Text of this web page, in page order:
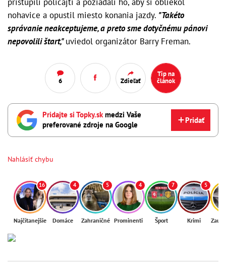
nohavice a opustil miesto konania jazdy. "Takéto
správanie neakceptujeme, a preto sme dotyčnému pánovi
nepovolili štart,"uviedol organizátor Barry Freman.
6 Zdieľať
Tip na
článok
Pridajte si Topky.skmedzi Vaše
preferované zdroje na Google
Pridať
Nahlásiť chybu
16
Najčítanejšie
4
Domáce
5
Zahraničné
4
Prominenti
7
Šport
5
Krimi